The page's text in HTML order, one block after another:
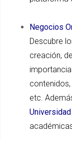
Negocios
Descubre
creación,
etc.